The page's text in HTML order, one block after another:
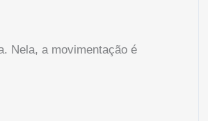
Nela, a movimentação é